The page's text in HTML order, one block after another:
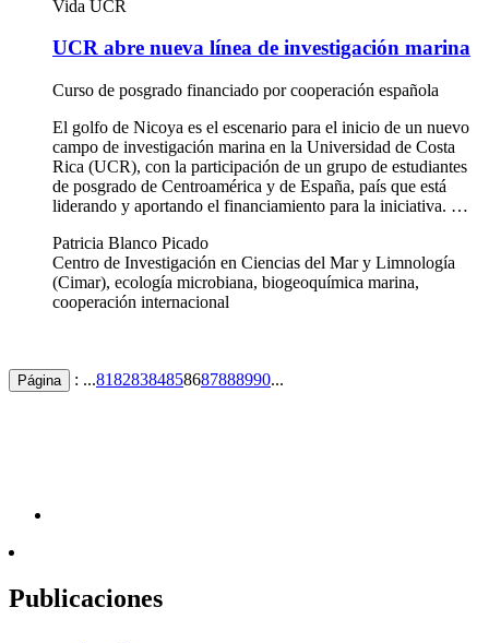
Vida UCR
UCR abre nueva línea de investigación marina
Curso de posgrado financiado por cooperación española
El golfo de Nicoya es el escenario para el inicio de un nuevo
campo de investigación marina en la Universidad de Costa
Rica (UCR), con la participación de un grupo de estudiantes
de posgrado de Centroamérica y de España, país que está
liderando y aportando el financiamiento para la iniciativa. …
Patricia Blanco Picado
Centro de Investigación en Ciencias del Mar y Limnología
(Cimar), ecología microbiana, biogeoquímica marina,
cooperación internacional
Página : ...81828384858687888990...
Publicaciones